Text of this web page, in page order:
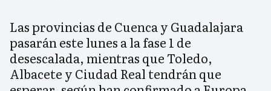
Las provincias de Cuenca y Guadalajara
pasarán este lunes a la fase 1 de
desescalada, mientras que Toledo,
Albacete y Ciudad Real tendrán que